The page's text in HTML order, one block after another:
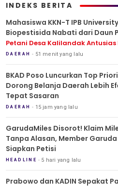
INDEKS BERITA
Mahasiswa KKN-T IPB
Biopestisida Nabati dari Daun
Petani Desa Kalilandak
DAERAH 51 menit yang lalu
BKAD Poso Luncurkan Top
Dorong Belanja Daerah Lebih
Tepat Sasaran
DAERAH 15 jam yang lalu
GarudaMiles Disorot! Klaim
Tanpa Alasan, Member
Siapkan Petisi
HEADLINE 5 hari yang lalu
Prabowo dan KADIN Sepakat